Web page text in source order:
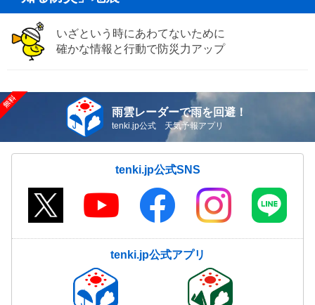
いざという時にあわてないために
確かな情報と行動で防災力アップ
雨雲レーダーで雨を回避！
tenki.jp公式 天気予報アプリ
tenki.jp公式SNS
tenki.jp公式アプリ